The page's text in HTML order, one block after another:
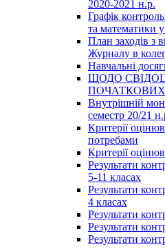
2020-2021 н.р.
Графік
та математики
План заходів з
Журналу в
Навчальні
ЩОДО
Внутрішній
семестр 20/21
Критерії
потребами
Критерії
Результати
5-11 класах
Результати
4 класах
Результати
Результати
Результати